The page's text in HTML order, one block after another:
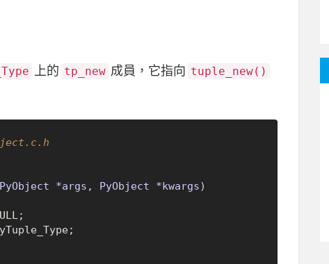
上的 tp_new 成員，它指向 tuple_new()
*args, PyObject *kwargs)
;